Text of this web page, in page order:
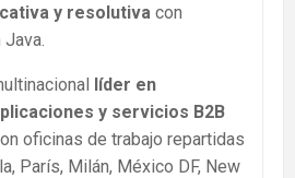
y resolutiva con
líder en
y servicios B2B
oficinas de trabajo repartidas
París, Milán, México DF, New